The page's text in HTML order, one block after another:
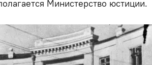
Министерство юстиции.